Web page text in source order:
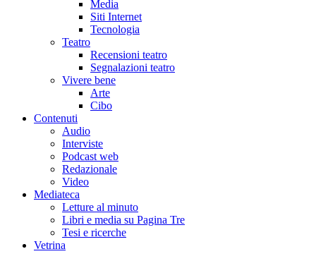
Media
Siti Internet
Tecnologia
Teatro
Recensioni teatro
Segnalazioni teatro
Vivere bene
Arte
Cibo
Contenuti
Audio
Interviste
Podcast web
Redazionale
Video
Mediateca
Letture al minuto
Libri e media su Pagina Tre
Tesi e ricerche
Vetrina